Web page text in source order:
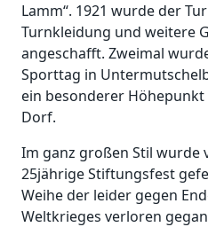
Lamm“. 1921 wurde der
Turnkleidung und weitere
angeschafft. Zweimal
Sporttag in
ein besonderer
Dorf.
Im ganz großen Stil wurde
25jährige Stiftungsfest
Weihe der leider gegen
Weltkrieges verloren